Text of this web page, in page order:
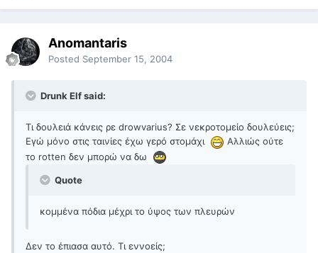
Anomantaris
Posted September 15, 2004
Drunk Elf said:
Τι δουλειά κάνεις ρε drowvarius? Σε νεκροτομείο δουλεύεις;
Εγώ μόνο στις ταινίες έχω γερό στομάχι
Αλλιώς ούτε
το rotten δεν μπορώ να δω
Quote
κομμένα πόδια μέχρι το ύψος των πλευρών
Δεν το έπιασα αυτό. Τι εννοείς;